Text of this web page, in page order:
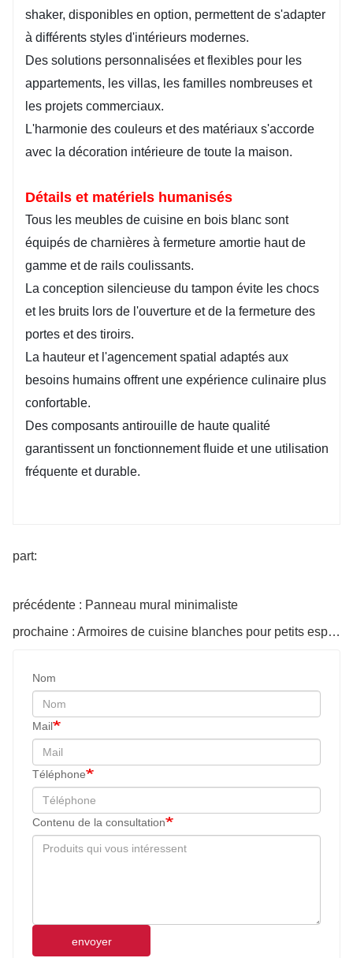
shaker, disponibles en option, permettent de s'adapter
à différents styles d'intérieurs modernes.
Des solutions personnalisées et flexibles pour les
appartements, les villas, les familles nombreuses et
les projets commerciaux.
L'harmonie des couleurs et des matériaux s'accorde
avec la décoration intérieure de toute la maison.
Détails et matériels humanisés
Tous les meubles de cuisine en bois blanc sont
équipés de charnières à fermeture amortie haut de
gamme et de rails coulissants.
La conception silencieuse du tampon évite les chocs
et les bruits lors de l'ouverture et de la fermeture des
portes et des tiroirs.
La hauteur et l'agencement spatial adaptés aux
besoins humains offrent une expérience culinaire plus
confortable.
Des composants antirouille de haute qualité
garantissent un fonctionnement fluide et une utilisation
fréquente et durable.
part:
précédente : Panneau mural minimaliste
prochaine : Armoires de cuisine blanches pour petits espaces
Nom
Mail
Téléphone
Contenu de la consultation
envoyer